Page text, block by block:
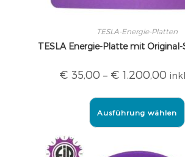
TESLA-Energie-Platten
TESLA Energie-Platte mit Original-
€ 35,00 – € 1.200,00
Ausführung wählen